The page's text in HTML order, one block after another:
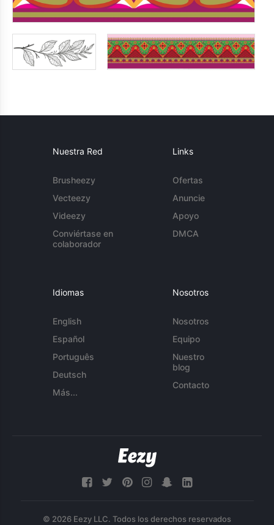
Nuestra Red
Brusheezy
Vecteezy
Videezy
Conviértase en
colaborador
Links
Ofertas
Anuncie
Apoyo
DMCA
Idiomas
English
Español
Português
Deutsch
Más...
Nosotros
Nosotros
Equipo
Nuestro
blog
Contacto
© 2026 Eezy LLC. Todos los derechos reservados